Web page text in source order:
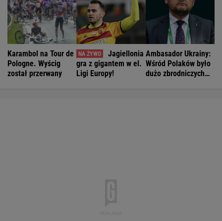
Karambol na Tour de
Pologne. Wyścig
został przerwany
Jagiellonia
gra z gigantem w el.
Ligi Europy!
Ambasador Ukrainy:
Wśród Polaków było
dużo zbrodniczych